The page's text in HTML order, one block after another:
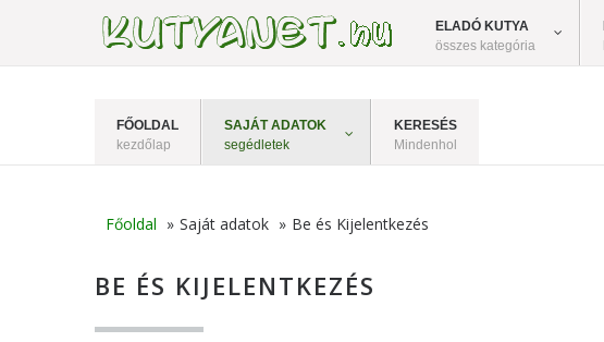
ELADÓ KUTYA
összes kategória
FŐOLDAL
kezdőlap
SAJÁT ADATOK
segédletek
KERESÉS
Mindenhol
Főoldal » Saját adatok » Be és Kijelentkezés
BE ÉS KIJELENTKEZÉS